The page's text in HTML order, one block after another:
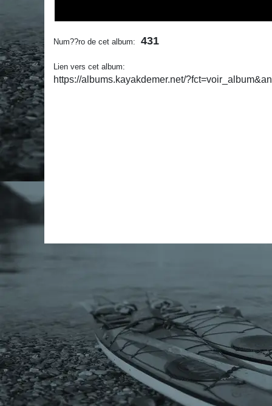
Num??ro de cet album: 431
Lien vers cet album:
https://albums.kayakdemer.net/